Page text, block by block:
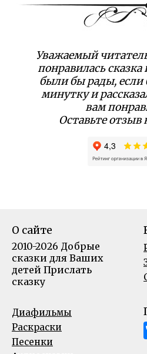
Уважаемый
понравилась
были бы рады,
минутку и
вам
Оставьте отзыв
О сайте
2010-2026 Добрые
сказки для Ваших
детей Прислать
сказку
Диафильмы
Раскраски
Песенки